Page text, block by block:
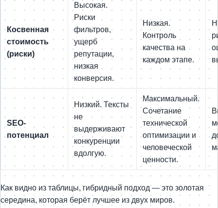
Косвенная
стоимость
(риски)
Высокая.
Риски
фильтров,
ущерб
репутации,
низкая
конверсия.
Низкая.
Контроль
качества на
каждом этапе.
SEO-
потенциал
Низкий. Тексты
не
выдерживают
конкуренции
вдолгую.
Максимальный.
Сочетание
технической
оптимизации и
человеческой
ценности.
Как видно из таблицы, гибридный подход — это золотая
середина, которая берёт лучшее из двух миров.